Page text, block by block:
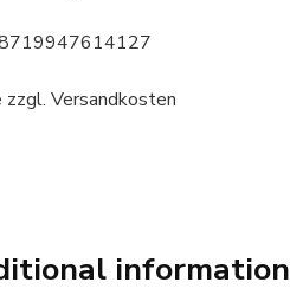
zzgl. Versandkosten
information